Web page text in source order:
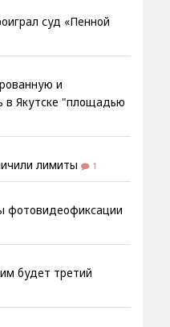
суд «Пенной
и
в Якутске "площадью
лимиты 1
фотовидеофиксации
будет третий